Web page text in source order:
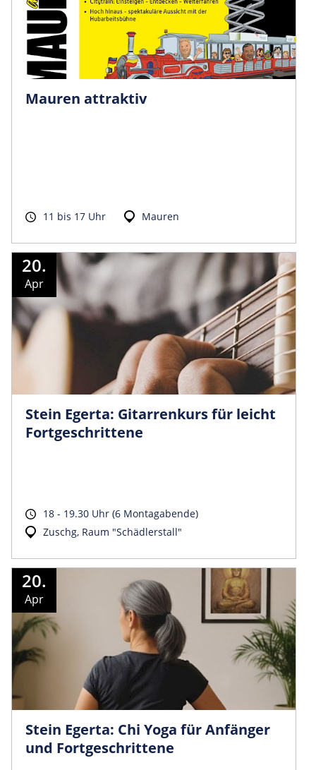
Mauren attraktiv
11 bis 17 Uhr Mauren
20.
Apr
Stein Egerta: Gitarrenkurs für leicht
Fortgeschrittene
18 - 19.30 Uhr (6 Montagabende)
Zuschg, Raum "Schädlerstall"
20.
Apr
Stein Egerta: Chi Yoga für Anfänger
und Fortgeschrittene